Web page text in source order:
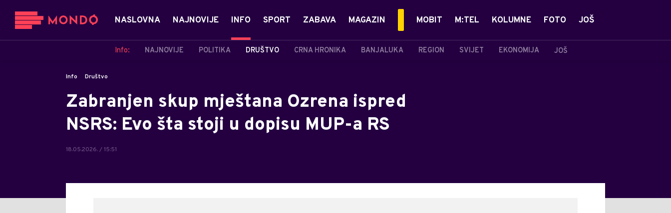
NASLOVNA NAJNOVIJE INFO
Info: NAJNOVIJE POLITIKA DRUŠTVO CRNA HRONIKA BANJALUKA REGION SVIJET EKONOMIJA JOŠ
SPORT ZABAVA MAGAZIN MOBIT M:TEL KOLUMNE FOTO JOŠ
Info Društvo
Zabranjen skup mještana Ozrena ispred
NSRS: Evo šta stoji u dopisu MUP-a RS
18.05.2026. / 15:51